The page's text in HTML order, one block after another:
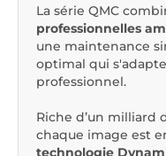
La série QMC
professionnelles
une maintenance
optimal qui
professionnel.
Riche d’un milliard
chaque image est
technologie